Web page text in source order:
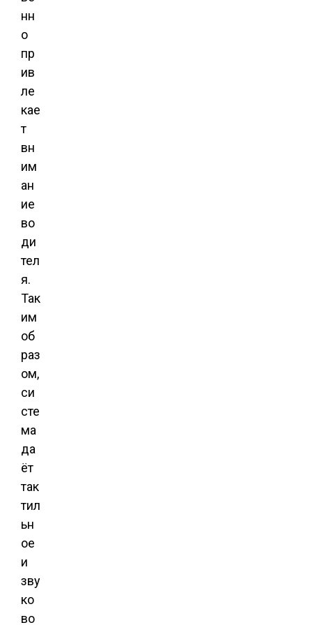
нн
о
пр
ив
ле
кае
т
вн
им
ан
ие
во
ди
тел
я.
Так
им
об
раз
ом,
си
сте
ма
да
ёт
так
тил
ьн
ое
и
зву
ко
во